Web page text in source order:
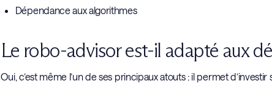
Dépendance aux algorithmes
Le robo-advisor est-il adapté aux
Oui, c’est même l’un de ses principaux atouts : il permet